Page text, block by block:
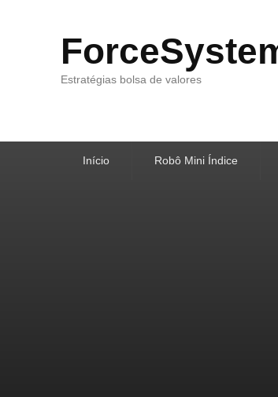
Estratégias bolsa de valores
Início Robô Mini Índice